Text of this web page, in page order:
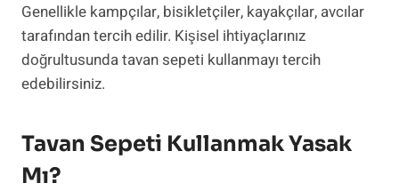
Genellikle kampçılar, bisikletçiler, kayakçılar, avcılar
tarafından tercih edilir. Kişisel ihtiyaçlarınız
doğrultusunda tavan sepeti kullanmayı tercih
edebilirsiniz.
Tavan Sepeti Kullanmak Yasak
Mı?